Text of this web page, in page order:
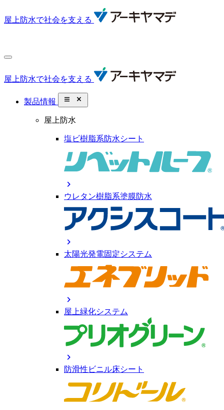
屋上防水で社会を支える
屋上防水で社会を支える
製品情報 close_small
屋上防水
塩ビ樹脂系防水シート
chevron_right
ウレタン樹脂系塗膜防水
chevron_right
太陽光発電固定システム
chevron_right
屋上緑化システム
chevron_right
防滑性ビニル床シート